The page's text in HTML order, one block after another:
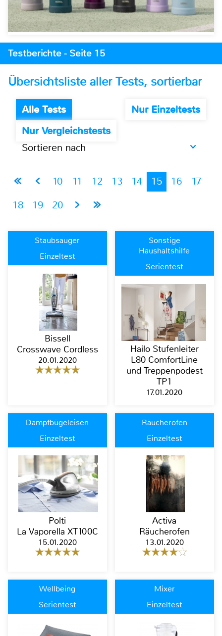
Testberichte - Seite 15
Übersichtsliste aller Tests, sortierbar
Alle Tests
Nur Einzeltests
Nur Vergleichstests
Sortieren nach
10 11 12 13 14 15 16
17
18
19 20
Staubsauger
Einzeltest
Bissell
Crosswave Cordless
20.01.2020
Sonstige
Haushaltshilfe
Serientest
Hailo Stufenleiter
L80 ComfortLine
und Treppenpodest
TP1
17.01.2020
Dampfbügeleisen
Einzeltest
Polti
La Vaporella XT100C
15.01.2020
Räucherofen
Einzeltest
Activa
Räucherofen
13.01.2020
Wellbeing
Serientest
Mixer
Einzeltest